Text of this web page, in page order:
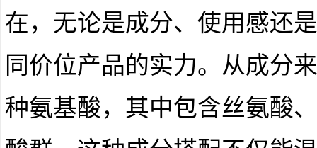
在，无论是成分、使用感还
同价位产品的实力。从成分
种氨基酸，其中包含丝氨酸